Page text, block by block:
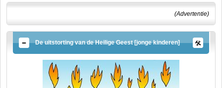
(Advertentie)
De uitstorting van de Heilige Geest [jonge kinderen]